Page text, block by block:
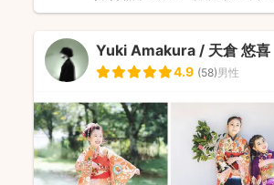
Yuki Amakura / 天倉 悠喜
4.9 (58)男性